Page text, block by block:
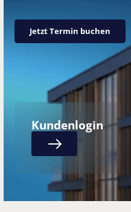
Jetzt Termin
Jetzt Termin buchen
Kundenlogin